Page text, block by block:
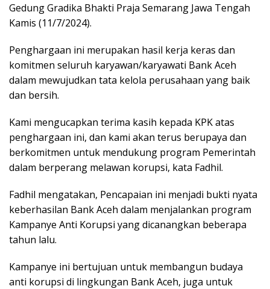
Gedung Gradika Bhakti Praja Semarang Jawa Tengah
Kamis (11/7/2024).
Penghargaan ini merupakan hasil kerja keras dan
komitmen seluruh karyawan/karyawati Bank Aceh
dalam mewujudkan tata kelola perusahaan yang baik
dan bersih.
Kami mengucapkan terima kasih kepada KPK atas
penghargaan ini, dan kami akan terus berupaya dan
berkomitmen untuk mendukung program Pemerintah
dalam berperang melawan korupsi, kata Fadhil.
Fadhil mengatakan, Pencapaian ini menjadi bukti nyata
keberhasilan Bank Aceh dalam menjalankan program
Kampanye Anti Korupsi yang dicanangkan beberapa
tahun lalu.
Kampanye ini bertujuan untuk membangun budaya
anti korupsi di lingkungan Bank Aceh, juga untuk